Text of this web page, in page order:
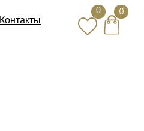
Контакты
0 0